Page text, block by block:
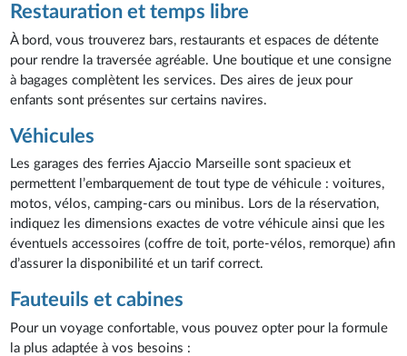
Restauration et temps libre
À bord, vous trouverez bars, restaurants et espaces de détente
pour rendre la traversée agréable. Une boutique et une consigne
à bagages complètent les services. Des aires de jeux pour
enfants sont présentes sur certains navires.
Véhicules
Les garages des ferries Ajaccio Marseille sont spacieux et
permettent l’embarquement de tout type de véhicule : voitures,
motos, vélos, camping-cars ou minibus. Lors de la réservation,
indiquez les dimensions exactes de votre véhicule ainsi que les
éventuels accessoires (coffre de toit, porte-vélos, remorque) afin
d’assurer la disponibilité et un tarif correct.
Fauteuils et cabines
Pour un voyage confortable, vous pouvez opter pour la formule
la plus adaptée à vos besoins :